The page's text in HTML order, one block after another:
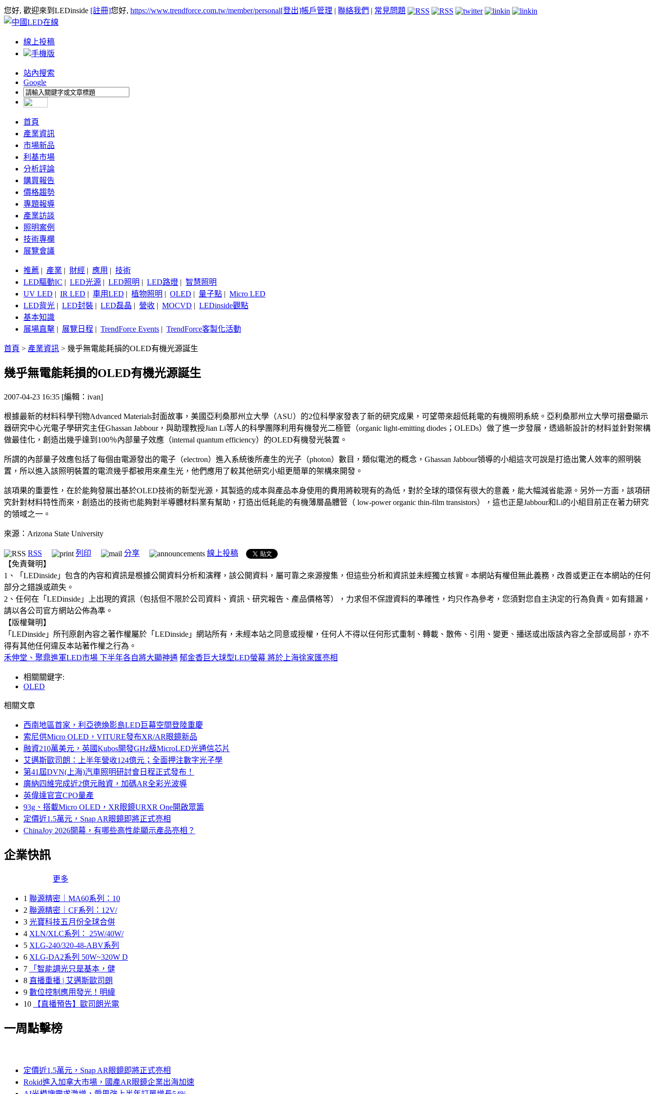
您好, 歡迎來到LEDinside [註冊]您好, https://www.trendforce.com.tw/member/personal[登出]帳戶管理 | 聯絡我們 | 常見問題
線上投稿
手機版
站內搜索
Google
首頁
產業資訊
市場新品
利基市場
分析評論
購買報告
價格趨勢
專題報導
產業訪談
照明案例
技術專欄
展覽會議
推薦 | 產業 | 財經 | 應用 | 技術
LED驅動IC | LED光源 | LED照明 | LED路燈 | 智慧照明
UV LED | IR LED | 車用LED | 植物照明 | OLED | 量子點 | Micro LED
LED背光 | LED封裝 | LED磊晶 | 營收 | MOCVD | LEDinside觀點
基本知識
展場直擊 | 展覽日程 | TrendForce Events | TrendForce客製化活動
首頁 > 產業資訊 > 幾乎無電能耗損的OLED有機光源誕生
幾乎無電能耗損的OLED有機光源誕生
2007-04-23 16:35 [編輯：ivan]
根據最新的材料科學刊物Advanced Materials封面故事，美國亞利桑那州立大學（ASU）的2位科學家發表了新的研究成果，可望帶來超低耗電的有機照明系統。亞利桑那州立大學可摺疊顯示
器研究中心光電子學研究主任Ghassan Jabbour，與助理教授Jian Li等人的科學團隊利用有機發光二極管（organic light-emitting diodes；OLEDs）做了進一步發展，透過新設計的材料並針對架構
做最佳化，創造出幾乎達到100％內部量子效應（internal quantum efficiency）的OLED有機發光裝置。
所謂的內部量子效應包括了每個由電源發出的電子（electron）進入系統後所產生的光子（photon）數目，類似電池的概念，Ghassan Jabbour領導的小組這次可說是打造出驚人效率的照明裝
置，所以進入該照明裝置的電流幾乎都被用來產生光，他們應用了較其他研究小組更簡單的架構來開發。
該項果的重要性，在於能夠發展出基於OLED技術的新型光源，其製造的成本與產品本身使用的費用將較現有的為低，對於全球的環保有很大的意義，能大幅減省能源。另外一方面，該項研
究針對材料特性而來，創造出的技術也能夠對半導體材料業有幫助，打造出低耗能的有機薄層晶體管（ low-power organic thin-film transistors），這也正是Jabbour和Li的小組目前正在著力研究
的領域之一。
來源：Arizona State University
RSS 列印 分享
線上投稿
【免責聲明】
1、「LEDinside」包含的內容和資訊是根據公開資料分析和演釋，該公開資料，屬可靠之來源搜集，但這些分析和資訊並未經獨立核實。本網站有權但無此義務，改善或更正在本網站的任何
部分之錯誤或疏失。
2、任何在「LEDinside」上出現的資訊（包括但不限於公司資料、資訊、研究報告、產品價格等），力求但不保證資料的準確性，均只作為參考，您須對您自主決定的行為負責。如有錯漏，
請以各公司官方網站公佈為準。
【版權聲明】
「LEDinside」所刊原創內容之著作權屬於「LEDinside」網站所有，未經本站之同意或授權，任何人不得以任何形式重制、轉載、散佈、引用、變更、播送或出版該內容之全部或局部，亦不
得有其他任何違反本站著作權之行為。
禾伸堂、聚鼎進軍LED市場 下半年各自將大顯神通 郁金香巨大球型LED螢幕 將於上海徐家匯亮相
相關關鍵字:
OLED
相關文章
西南地區首家，利亞德煥影島LED巨幕空間登陸重慶
索尼供Micro OLED，VITURE發布XR/AR眼鏡新品
融資210萬美元，英國Kubos開發GHz級MicroLED光通信芯片
艾邁斯歐司朗：上半年營收124億元；全面押注數字光子學
第41屆DVN(上海)汽車照明研討會日程正式發布！
廣納四維完成近2億元融資，加碼AR全彩光波導
英偉達官宣CPO量產
93g、搭載Micro OLED，XR眼鏡URXR One開啟眾籌
定價近1.5萬元，Snap AR眼鏡即將正式亮相
ChinaJoy 2026開幕，有哪些高性能顯示產品亮相？
企業快訊
更多
1 聯源精密｜MA60系列：10
2 聯源精密｜CF系列：12V/
3 光寶科技五月份全球合併
4 XLN/XLC系列： 25W/40W/
5 XLG-240/320-48-ABV系列
6 XLG-DA2系列 50W~320W D
7
「智能調光只是基本，健
8 直播重播 | 艾邁斯歐司朗
9 數位控制應用發光！明緯
10
【直播預告】歐司朗光電
一周點擊榜
定價近1.5萬元，Snap AR眼鏡即將正式亮相
Rokid進入加拿大市場，國產AR眼鏡企業出海加速